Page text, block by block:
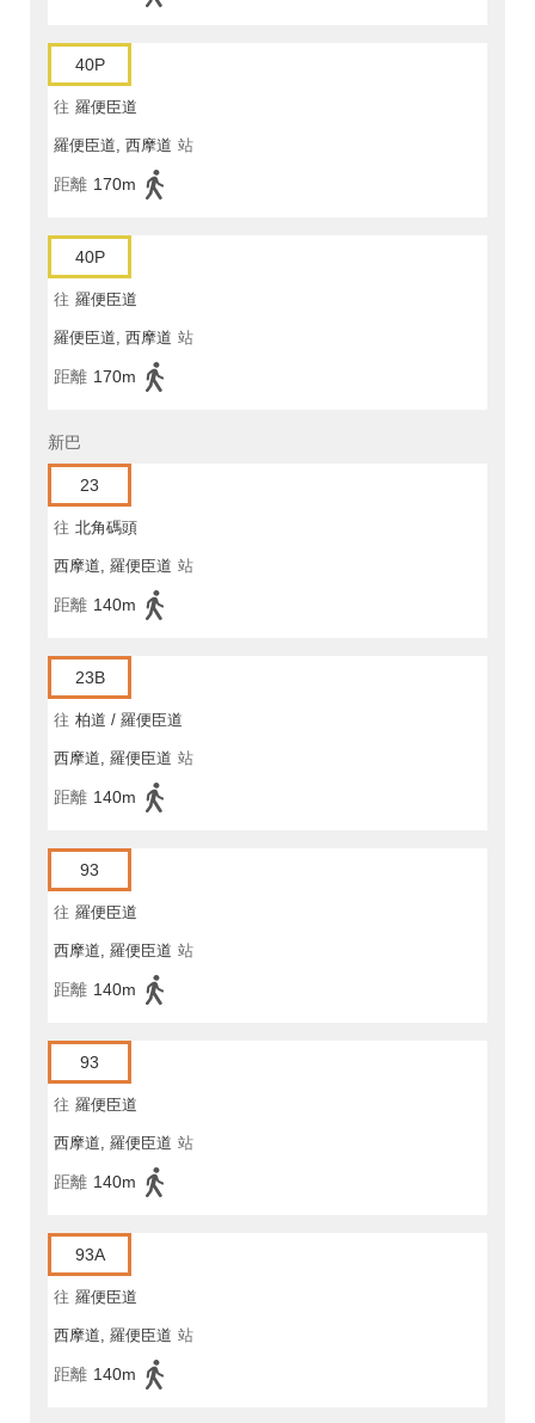
40P
往 羅便臣道
羅便臣道, 西摩道 站
距離 170m
40P
往 羅便臣道
羅便臣道, 西摩道 站
距離 170m
新巴
23
往 北角碼頭
西摩道, 羅便臣道 站
距離 140m
23B
往 柏道 / 羅便臣道
西摩道, 羅便臣道 站
距離 140m
93
往 羅便臣道
西摩道, 羅便臣道 站
距離 140m
93
往 羅便臣道
西摩道, 羅便臣道 站
距離 140m
93A
往 羅便臣道
西摩道, 羅便臣道 站
距離 140m